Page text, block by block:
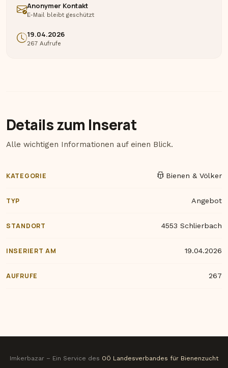
Anonymer Kontakt
E-Mail bleibt geschützt
19.04.2026
267 Aufrufe
Details zum Inserat
Alle wichtigen Informationen auf einen Blick.
KATEGORIE Bienen & Völker
TYP Angebot
STANDORT 4553 Schlierbach
INSERIERT AM 19.04.2026
AUFRUFE 267
Imkerbazar – Ein Service des OÖ Landesverbandes für Bienenzucht